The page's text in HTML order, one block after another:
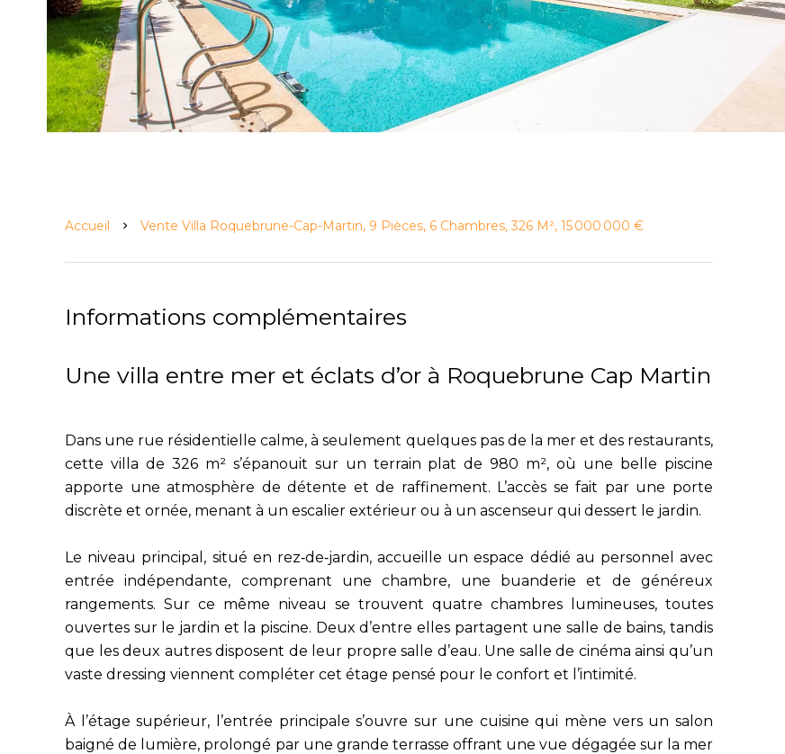
Accueil Vente Villa Roquebrune-Cap-Martin, 9 Pièces, 6 Chambres, 326 M², 15 000 000 €
Informations complémentaires
Une villa entre mer et éclats d’or à Roquebrune Cap Martin
Dans une rue résidentielle calme, à seulement quelques pas de la mer et des restaurants,
cette villa de 326 m² s’épanouit sur un terrain plat de 980 m², où une belle piscine
apporte une atmosphère de détente et de raffinement. L’accès se fait par une porte
discrète et ornée, menant à un escalier extérieur ou à un ascenseur qui dessert le jardin.
Le niveau principal, situé en rez‑de‑jardin, accueille un espace dédié au personnel avec
entrée indépendante, comprenant une chambre, une buanderie et de généreux
rangements. Sur ce même niveau se trouvent quatre chambres lumineuses, toutes
ouvertes sur le jardin et la piscine. Deux d’entre elles partagent une salle de bains, tandis
que les deux autres disposent de leur propre salle d’eau. Une salle de cinéma ainsi qu’un
vaste dressing viennent compléter cet étage pensé pour le confort et l’intimité.
À l’étage supérieur, l’entrée principale s’ouvre sur une cuisine qui mène vers un salon
baigné de lumière, prolongé par une grande terrasse offrant une vue dégagée sur la mer